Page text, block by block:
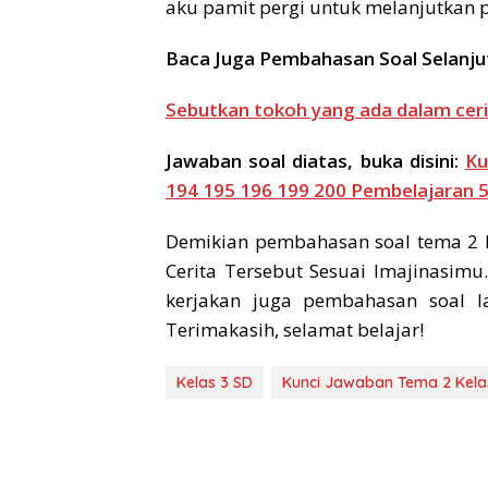
aku pamit pergi untuk melanjutkan
Baca Juga Pembahasan Soal
Sebutkan tokoh yang ada dalam
Jawaban soal diatas, buka disini:
194 195 196 199 200
Demikian pembahasan soal tema
Cerita Tersebut Sesuai
kerjakan juga pembahasan soal
Terimakasih, selamat belajar!
Kelas 3 SD Kunci Jawaban Tema 2